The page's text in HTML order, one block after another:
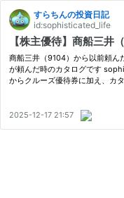
すらちんの投資日記
id:sophisticated_life
【株主優待】商船三井
商船三井（9104）から以前頼ん
が頼んだ時のカタログです
からクルーズ優待券に加え、カ
2025-12-17 21:57